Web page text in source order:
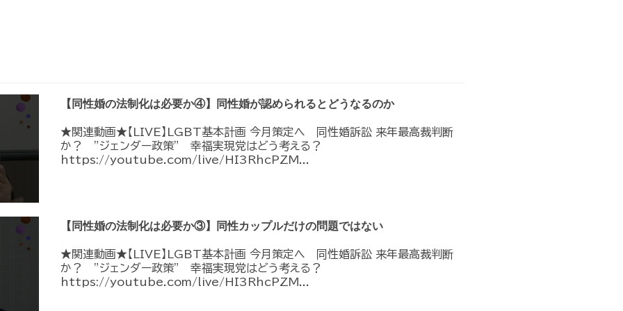
【同性婚の法制化は必要か④】同性婚が認められるとどうなるのか
★関連動画★【LIVE】LGBT基本計画 今月策定へ 同性婚訴訟 来年最高裁判断
か？ ”ジェンダー政策” 幸福実現党はどう考える？
https://youtube.com/live/HI3RhcPZM...
【同性婚の法制化は必要か③】同性カップルだけの問題ではない
★関連動画★【LIVE】LGBT基本計画 今月策定へ 同性婚訴訟 来年最高裁判断
か？ ”ジェンダー政策” 幸福実現党はどう考える？
https://youtube.com/live/HI3RhcPZM...